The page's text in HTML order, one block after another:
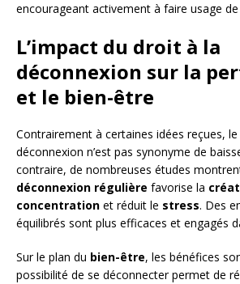
encourageant activement à faire usage
L’impact du droit à la
déconnexion sur la
et le bien-être
Contrairement à certaines idées reçues,
déconnexion n’est pas synonyme de
contraire, de nombreuses études
déconnexion régulière favorise la
concentration et réduit le stress. Des
équilibrés sont plus efficaces et engagés
Sur le plan du bien-être, les bénéfices
possibilité de se déconnecter permet de